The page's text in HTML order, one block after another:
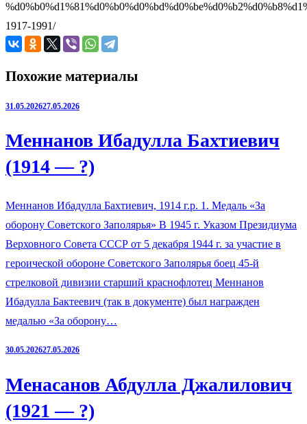
1917-1991/
Похожие материалы
31.05.202627.05.2026
Меннанов Ибадулла Бахтиевич
(1914 — ?)
Меннанов Ибадулла Бахтиевич, 1914 г.р. 1. Медаль «За
оборону Советского Заполярья» В 1945 г. Указом Президиума
Верховного Совета СССР от 5 декабря 1944 г. за участие в
героической обороне Советского Заполярья боец 45-й
стрелковой дивизии старший краснофлотец Меннанов
Ибадулла Бактеевич (так в документе) был награжден
медалью «За оборону…
30.05.202627.05.2026
Менасанов Абдулла Джалилович
(1921 — ?)